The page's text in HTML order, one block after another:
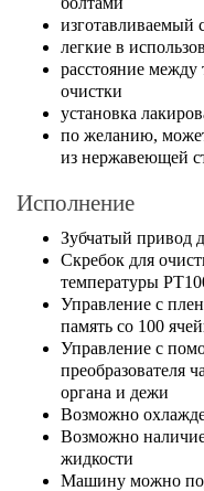
изготавливаемый
легкие в
расстояние между
очистки
установка
по желанию,
из нержавеющей
Исполнение
Зубчатый привод
Скребок для
температуры
Управление с
память со 100
Управление с
преобразователя
органа и дежи
Возможно
Возможно
жидкости
Машину можно